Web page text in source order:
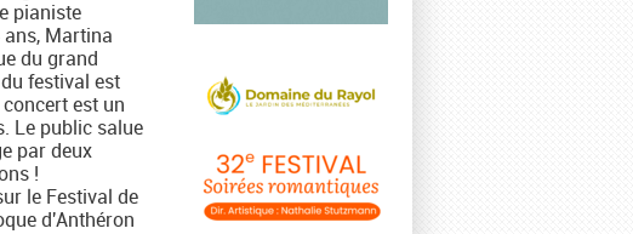
pianiste
Martina
du grand
festival est
est un
Le public salue
par deux
!
le Festival de
d'Anthéron